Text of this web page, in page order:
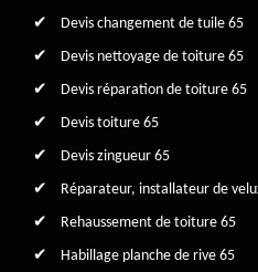
Devis changement de tuile 65
Devis nettoyage de toiture 65
Devis réparation de toiture 65
Devis toiture 65
Devis zingueur 65
Réparateur, installateur de
Rehaussement de toiture 65
Habillage planche de rive 65